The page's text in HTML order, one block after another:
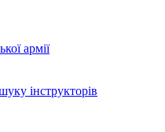
армії
інструкторів